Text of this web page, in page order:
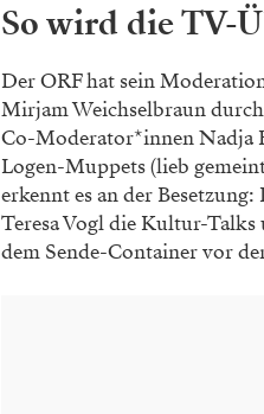
So wird die TV-
Der ORF hat sein
Mirjam Weichselbraun
Co-Moderator*innen Nadja
Logen-Muppets (lieb
erkennt es an der
Teresa Vogl die Kultur-
dem Sende-Container vor